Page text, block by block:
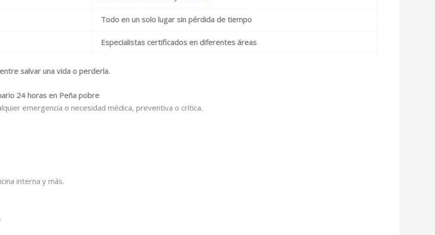
Todo en un solo lugar sin pérdida de tiempo
Especialistas certificados en diferentes áreas
salvar una vida o perderla.
24 horas en Peña pobre
emergencia o necesidad médica, preventiva o crítica.
interna y más.